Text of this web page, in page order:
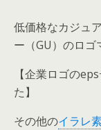
低価格なカジュ
ー（GU）のロゴ
【企業ロゴの
た】
その他のイラレ